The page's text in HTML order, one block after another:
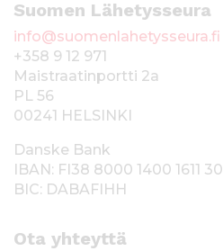
Suomen Lähetysseura
info@suomenlahetysseura.fi
+358 9 12 971
Maistraatinportti 2a
PL 56
00241 HELSINKI
Danske Bank
IBAN: FI38 8000 1400 1611 30
BIC: DABAFIHH
Ota yhteyttä